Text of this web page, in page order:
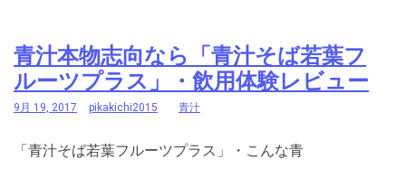
青汁本物志向なら「青汁そば若葉フ
ルーツプラス」・飲用体験レビュー
9月 19, 2017 pikakichi2015 青汁
「青汁そば若葉フルーツプラス」・こんな青